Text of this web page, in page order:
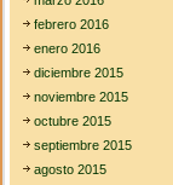
febrero 2016
enero 2016
diciembre 2015
noviembre 2015
octubre 2015
septiembre 2015
agosto 2015